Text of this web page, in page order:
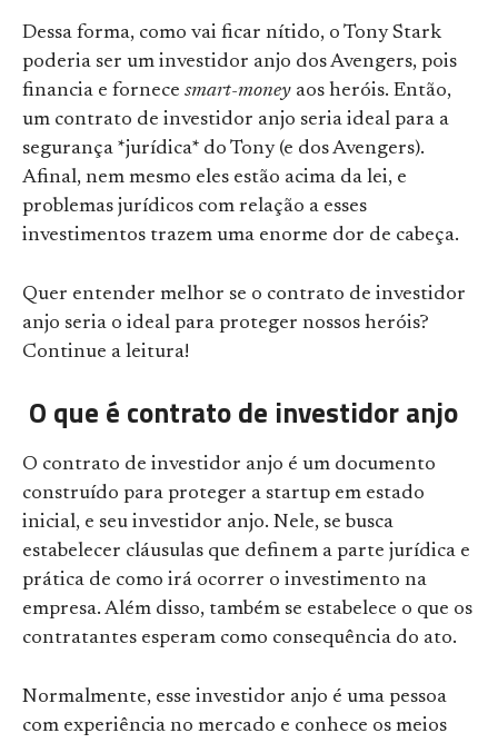
Dessa forma, como vai ficar nítido, o Tony Stark
poderia ser um investidor anjo dos Avengers, pois
financia e fornece smart-money aos heróis. Então,
um contrato de investidor anjo seria ideal para a
segurança *jurídica* do Tony (e dos Avengers).
Afinal, nem mesmo eles estão acima da lei, e
problemas jurídicos com relação a esses
investimentos trazem uma enorme dor de cabeça.
Quer entender melhor se o contrato de investidor
anjo seria o ideal para proteger nossos heróis?
Continue a leitura!
O que é contrato de investidor anjo
O contrato de investidor anjo é um documento
construído para proteger a startup em estado
inicial, e seu investidor anjo. Nele, se busca
estabelecer cláusulas que definem a parte jurídica e
prática de como irá ocorrer o investimento na
empresa. Além disso, também se estabelece o que os
contratantes esperam como consequência do ato.
Normalmente, esse investidor anjo é uma pessoa
com experiência no mercado e conhece os meios